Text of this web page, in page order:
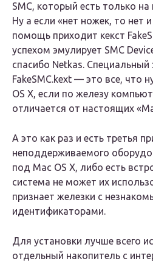
SMC, который есть только
Ну а если «нет ножек, то нет
помощь приходит кекст
успехом эмулирует SMC
спасибо Netkas. Специальный
FakeSMC.kext — это все, что
OS X, если по железу
отличается от настоящих
А это как раз и есть третья
неподдерживаемого
под Mac OS X, либо есть
система не может их
признает железки с
идентификаторами.
Для установки лучше всего
отдельный накопитель с